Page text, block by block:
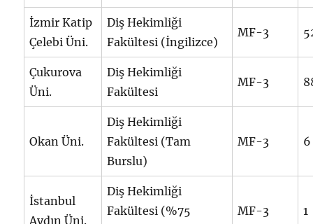
İzmir Katip
Çelebi Üni.
Diş Hekimliği
Fakültesi (İngilizce)
MF-3
Çukurova
Üni.
Diş Hekimliği
Fakültesi
MF-3
Okan Üni.
Diş Hekimliği
Fakültesi (Tam
Burslu)
MF-3 6
İstanbul
Aydın Üni.
Diş Hekimliği
Fakültesi (%75
MF-3 1